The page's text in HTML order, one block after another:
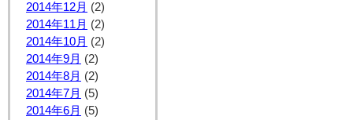
2014年12月 (2)
2014年11月 (2)
2014年10月 (2)
2014年9月 (2)
2014年8月 (2)
2014年7月 (5)
2014年6月 (5)